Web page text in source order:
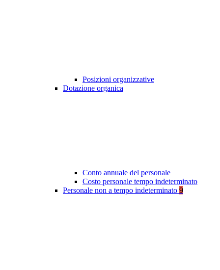
Posizioni organizzative
Dotazione organica
Conto annuale del personale
Costo personale tempo indeterminato
Personale non a tempo indeterminato 9